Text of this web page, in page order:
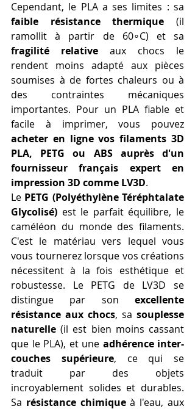
faible résistance thermique (il
fragilité relative aux chocs le
rendent moins adapté aux pièces
soumises à de fortes chaleurs ou à
des contraintes mécaniques
importantes. Pour un PLA fiable et
acheter en ligne vos filaments 3D
PLA, PETG ou ABS auprès d'un
fournisseur français expert en
impression 3D comme LV3D.
Le PETG (Polyéthylène Téréphtalate
Glycolisé) est le parfait équilibre, le
caméléon du monde des filaments.
C'est le matériau vers lequel vous
vous tournerez lorsque vos créations
nécessitent à la fois esthétique et
robustesse. Le PETG de LV3D se
distingue par son excellente
résistance aux chocs, sa souplesse
naturelle (il est bien moins cassant
que le PLA), et une adhérence inter-
couches supérieure, ce qui se
traduit par des objets
incroyablement solides et durables.
Sa résistance chimique à l'eau, aux